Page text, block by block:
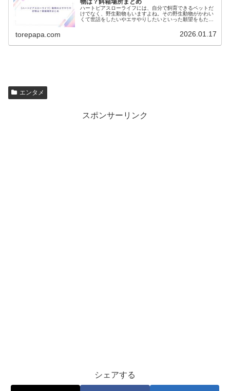
物は？餌箱場所まとめ
ハートピアスローライフには、自分で飼育できるペットだ
けでなく、野生動物もいますよね。その野生動物がかわい
くて世話をしたいやエサやりしたいといった願望をもたれ
torepapa.com 2026.01.17
エンタメ
スポンサーリンク
シェアする